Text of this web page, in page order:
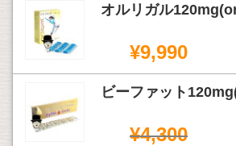
オルリガル
¥9,990
ビーファット
¥4,300